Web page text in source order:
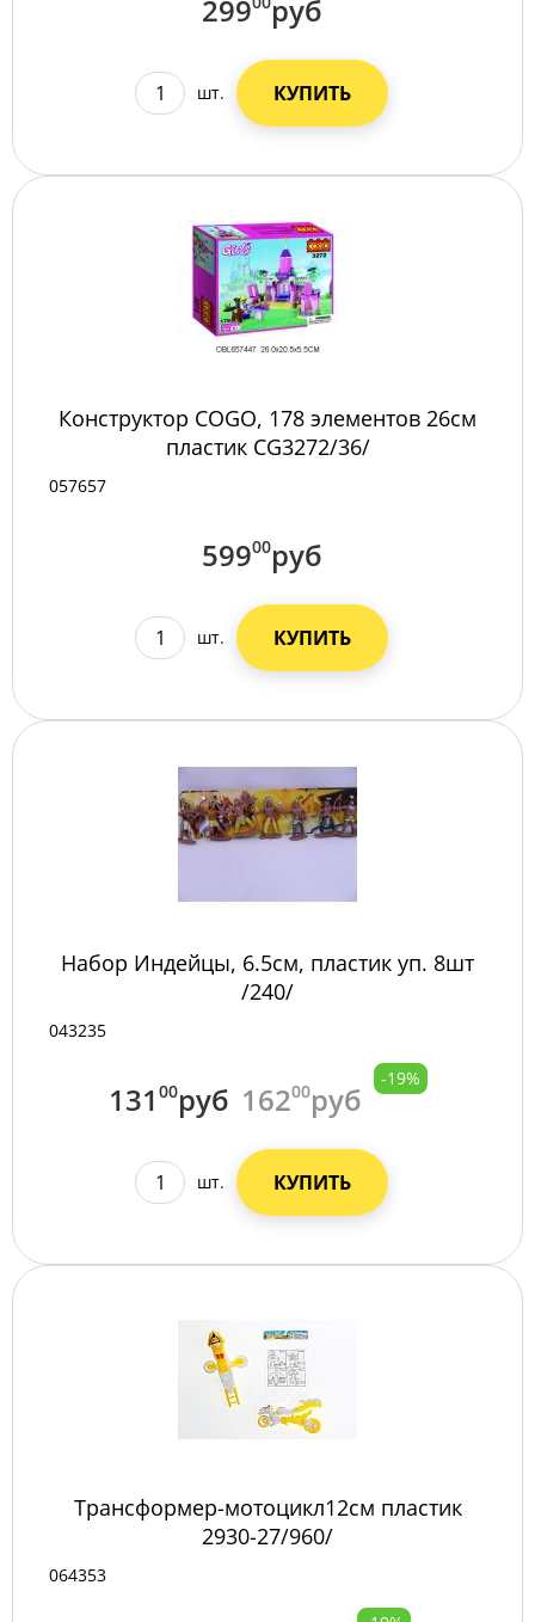
299 руб
шт. КУПИТЬ
Конструктор COGO, 178 элементов 26см
пластик CG3272/36/
057657
59900руб
шт. КУПИТЬ
Набор Индейцы, 6.5см, пластик уп. 8шт
/240/
043235
131 00руб 16200руб
-19%
шт. КУПИТЬ
Трансформер-мотоцикл12см пластик
2930-27/960/
064353